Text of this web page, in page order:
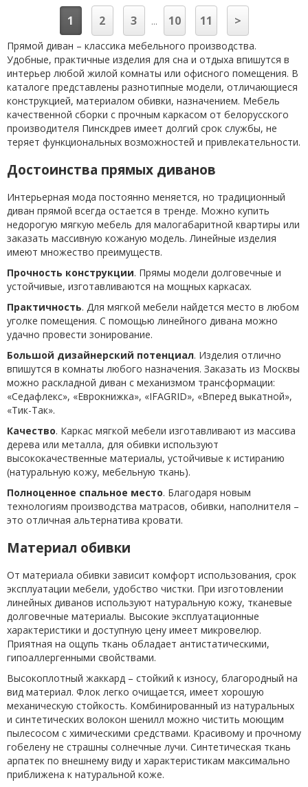
1 2 3 ... 10 11 >
Прямой диван – классика мебельного производства.
Удобные, практичные изделия для сна и отдыха впишутся в
интерьер любой жилой комнаты или офисного помещения. В
каталоге представлены разнотипные модели, отличающиеся
конструкцией, материалом обивки, назначением. Мебель
качественной сборки с прочным каркасом от белорусского
производителя Пинскдрев имеет долгий срок службы, не
теряет функциональных возможностей и привлекательности.
Достоинства прямых диванов
Интерьерная мода постоянно меняется, но традиционный
диван прямой всегда остается в тренде. Можно купить
недорогую мягкую мебель для малогабаритной квартиры или
заказать массивную кожаную модель. Линейные изделия
имеют множество преимуществ.
Прочность конструкции. Прямы модели долговечные и
устойчивые, изготавливаются на мощных каркасах.
Практичность. Для мягкой мебели найдется место в любом
уголке помещения. С помощью линейного дивана можно
удачно провести зонирование.
Большой дизайнерский потенциал. Изделия отлично
впишутся в комнаты любого назначения. Заказать из Москвы
можно раскладной диван с механизмом трансформации:
«Седафлекс», «Еврокнижка», «IFAGRID», «Вперед выкатной»,
«Тик-Так».
Качество. Каркас мягкой мебели изготавливают из массива
дерева или металла, для обивки используют
высококачественные материалы, устойчивые к истиранию
(натуральную кожу, мебельную ткань).
Полноценное спальное место. Благодаря новым
технологиям производства матрасов, обивки, наполнителя –
это отличная альтернатива кровати.
Материал обивки
От материала обивки зависит комфорт использования, срок
эксплуатации мебели, удобство чистки. При изготовлении
линейных диванов используют натуральную кожу, тканевые
долговечные материалы. Высокие эксплуатационные
характеристики и доступную цену имеет микровелюр.
Приятная на ощупь ткань обладает антистатическими,
гипоаллергенными свойствами.
Высокоплотный жаккард – стойкий к износу, благородный на
вид материал. Флок легко очищается, имеет хорошую
механическую стойкость. Комбинированный из натуральных
и синтетических волокон шенилл можно чистить моющим
пылесосом с химическими средствами. Красивому и прочному
гобелену не страшны солнечные лучи. Синтетическая ткань
арпатек по внешнему виду и характеристикам максимально
приближена к натуральной коже.